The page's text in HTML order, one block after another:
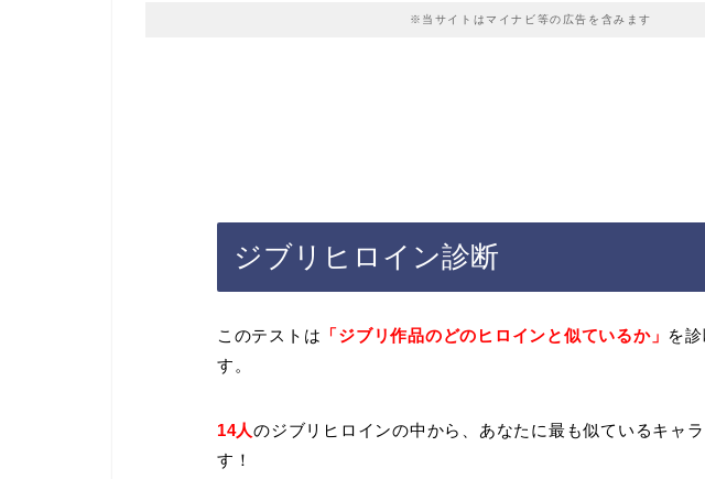
※当サイトはマイナビ等の広告を含みます
ジブリヒロイン診断
このテストは 「ジブリ作品のどのヒロインと似ているか」 を
す。
14人のジブリヒロインの中から、あなたに最も似ているキャ
す！